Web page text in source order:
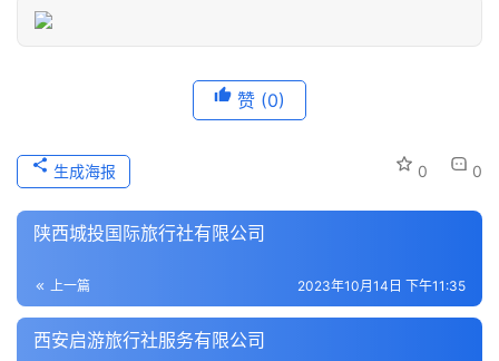
史
游
家
地
生
活
赞 (0)
0 0
生成海报
陕西城投国际旅行社有限公司
上一篇 2023年10月14日 下午11:35
西安启游旅行社服务有限公司